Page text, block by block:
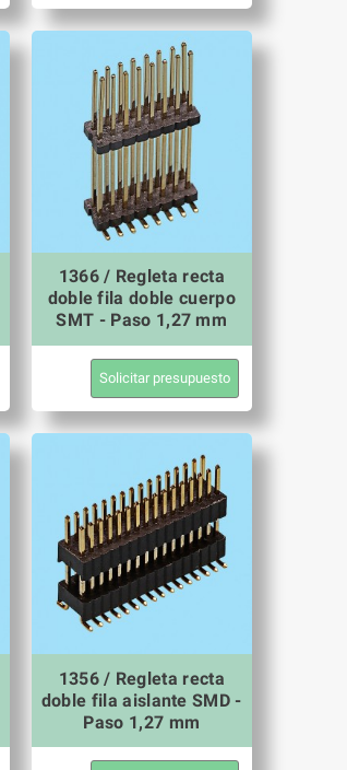
1366 / Regleta recta
doble fila doble cuerpo
SMT - Paso 1,27 mm
Solicitar presupuesto
1356 / Regleta recta
doble fila aislante SMD -
Paso 1,27 mm